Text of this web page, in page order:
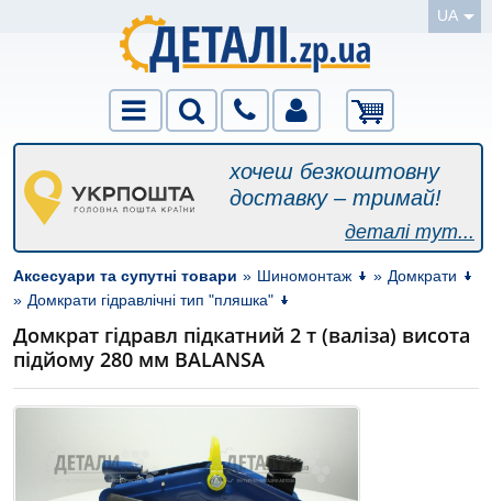
UA
хочеш безкоштовну
доставку – тримай!
деталі тут...
Аксесуари та супутні товари » Шиномонтаж » Домкрати
» Домкрати гідравлічні тип "пляшка"
Домкрат гідравл підкатний 2 т (валіза) висота
підйому 280 мм BALANSA